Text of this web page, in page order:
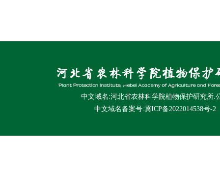
中文域名:河北省农林科学院植物保护研究所.
中文域名备案号:冀ICP备2022014538号-2